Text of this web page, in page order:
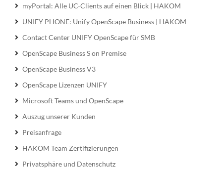
myPortal: Alle UC-Clients auf einen Blick | HAKOM
UNIFY PHONE: Unify OpenScape Business | HAKOM
Contact Center UNIFY OpenScape für SMB
OpenScape Business S on Premise
OpenScape Business V3
OpenScape Lizenzen UNIFY
Microsoft Teams und OpenScape
Auszug unserer Kunden
Preisanfrage
HAKOM Team Zertifizierungen
Privatsphäre und Datenschutz